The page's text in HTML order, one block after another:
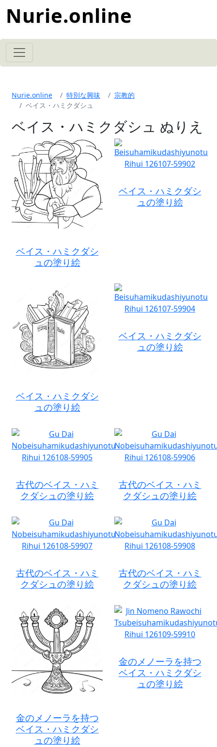
Nurie.online
Nurie.online 特別な興味
宗教的
ベイス・ハミクダシュ
ベイス・ハミクダシュ ぬりえ
ベイス・ハミクダシ
ュの塗り絵
ベイス・ハミクダシ
ュの塗り絵
ベイス・ハミクダシ
ュの塗り絵
ベイス・ハミクダシ
ュの塗り絵
古代のベイス・ハミ
クダシュの塗り絵
古代のベイス・ハミ
クダシュの塗り絵
古代のベイス・ハミ
クダシュの塗り絵
古代のベイス・ハミ
クダシュの塗り絵
金のメノーラを持つ
ベイス・ハミクダシ
ュの塗り絵
金のメノーラを持つ
ベイス・ハミクダシ
ュの塗り絵